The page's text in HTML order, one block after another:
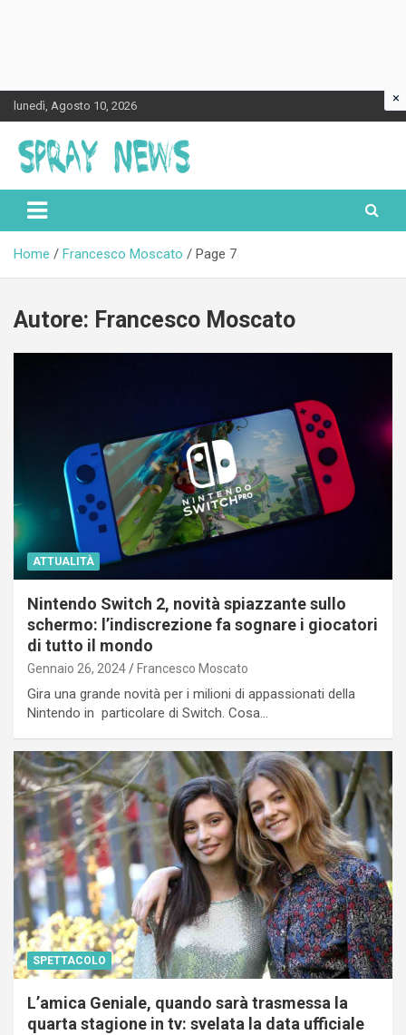
Skip
to
content
lunedì, Agosto 10, 2026
Spraynews.it
Home Francesco Moscato Page 7
Autore: Francesco Moscato
ATTUALITÀ
Nintendo Switch 2, novità spiazzante sullo
schermo: l’indiscrezione fa sognare i giocatori
di tutto il mondo
Gennaio 26, 2024 Francesco Moscato
Gira una grande novità per i milioni di appassionati della
Nintendo in particolare di Switch. Cosa…
SPETTACOLO
L’amica Geniale, quando sarà trasmessa la
quarta stagione in tv: svelata la data ufficiale
×